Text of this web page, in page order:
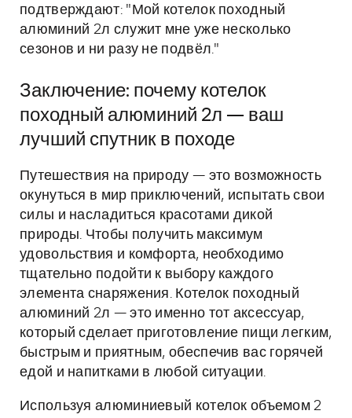
подтверждают: "Мой котелок походный
алюминий 2л служит мне уже несколько
сезонов и ни разу не подвёл."
Заключение: почему котелок
походный алюминий 2л — ваш
лучший спутник в походе
Путешествия на природу — это возможность
окунуться в мир приключений, испытать свои
силы и насладиться красотами дикой
природы. Чтобы получить максимум
удовольствия и комфорта, необходимо
тщательно подойти к выбору каждого
элемента снаряжения. Котелок походный
алюминий 2л — это именно тот аксессуар,
который сделает приготовление пищи легким,
быстрым и приятным, обеспечив вас горячей
едой и напитками в любой ситуации.
Используя алюминиевый котелок объемом 2